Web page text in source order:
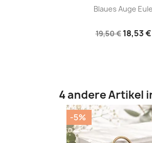
 | 
Blaues Auge Eule
19,50 € 18,53 €
4 andere Artikel
-5%